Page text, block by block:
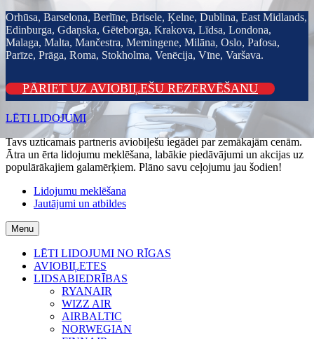
Orhūsa, Barselona, Berlīne, Brisele, Ķelne, Dublina, East Midlands,
Edinburga, Gdaņska, Gēteborga, Krakova, Līdsa, Londona,
Malaga, Malta, Mančestra, Memingene, Milāna, Oslo, Pafosa,
Parīze, Prāga, Roma, Stokholma, Venēcija, Vīne, Varšava.
PĀRIET UZ AVIOBIĻEŠU REZERVĒŠANU
Skip
navigation
Skip
content
LĒTI LIDOJUMI
Tavs uzticamais partneris aviobiļešu iegādei par zemākajām cenām.
Ātra un ērta lidojumu meklēšana, labākie piedāvājumi un akcijas uz
populārākajiem galamērķiem. Plāno savu ceļojumu jau šodien!
Lidojumu meklēšana
Jautājumi un atbildes
Menu
LĒTI LIDOJUMI NO RĪGAS
AVIOBIĻETES
LIDSABIEDRĪBAS
RYANAIR
WIZZ AIR
AIRBALTIC
NORWEGIAN